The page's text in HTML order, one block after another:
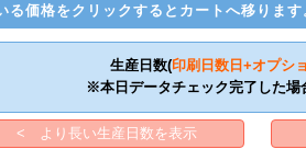
る価格をクリックするとカートへ移ります
生産日数(印刷日数 日+オプシ
※本日データチェック完了した場
< より長い生産日数を表示